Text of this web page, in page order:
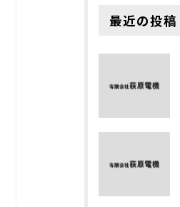
最近の投稿